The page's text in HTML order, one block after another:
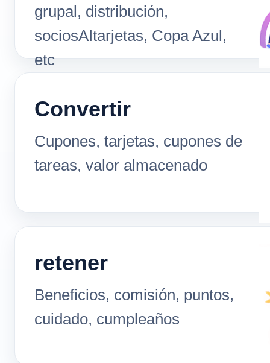
grupal, distribución,
sociosAItarjetas, Copa Azul,
etc
Convertir
Cupones, tarjetas, cupones de
tareas, valor almacenado
retener
Beneficios, comisión, puntos,
cuidado, cumpleaños